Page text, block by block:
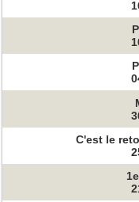
C'est le